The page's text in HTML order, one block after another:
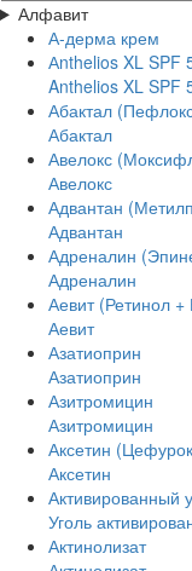
Алфавит
А-дерма крем
Аnthelios XL SPF
Anthelios XL SPF
Абактал
Абактал
Авелокс
Авелокс
Адвантан
Адвантан
Адреналин
Адреналин
Аевит (Ретинол
Аевит
Азатиоприн
Азатиоприн
Азитромицин
Азитромицин
Аксетин
Аксетин
Активированный
Уголь
Актинолизат